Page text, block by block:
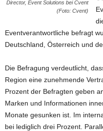
Director, Event Solutions bei Cvent
(Foto: Cvent)
Eventverantwortliche befragt
Deutschland, Österreich und
Die Befragung verdeutlicht,
Region eine zunehmende
Prozent der Befragten geben
Marken und Informationen
Monate gesunken ist. Im
bei lediglich drei Prozent.